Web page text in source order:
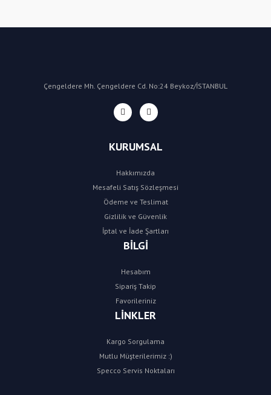
Çengeldere Mh. Çengeldere Cd. No:24 Beykoz/İSTANBUL
KURUMSAL
Hakkımızda
Mesafeli Satış Sözleşmesi
Ödeme ve Teslimat
Gizlilik ve Güvenlik
İptal ve İade Şartları
BİLGİ
Hesabım
Sipariş Takip
Favorileriniz
LİNKLER
Kargo Sorgulama
Mutlu Müşterilerimiz :)
Specco Servis Noktaları